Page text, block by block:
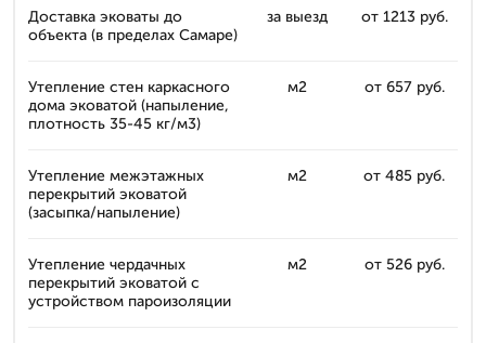
Доставка эковаты до
объекта (в пределах Самаре)
за выезд от 1213 руб.
Утепление стен каркасного
дома эковатой (напыление,
плотность 35-45 кг/м3)
м2 от 657 руб.
Утепление межэтажных
перекрытий эковатой
(засыпка/напыление)
м2 от 485 руб.
Утепление чердачных
перекрытий эковатой с
устройством пароизоляции
м2 от 526 руб.